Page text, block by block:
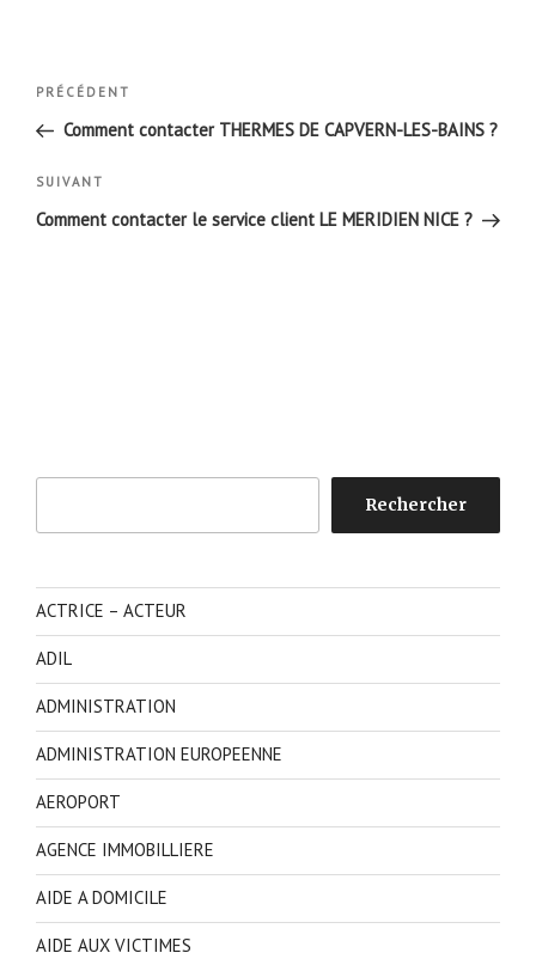
Navigation
l’article
Article
précédent
PRÉCÉDENT
Comment contacter THERMES DE CAPVERN-LES-BAINS ?
Article
suivant
SUIVANT
Comment contacter le service client LE MERIDIEN NICE ?
Rechercher
ACTRICE – ACTEUR
ADIL
ADMINISTRATION
ADMINISTRATION EUROPEENNE
AEROPORT
AGENCE IMMOBILLIERE
AIDE A DOMICILE
AIDE AUX VICTIMES